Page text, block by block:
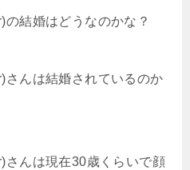
結婚はどうなのかな？
さんは結婚されているのか
さんは現在30歳くらいで顔